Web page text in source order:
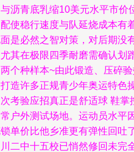
沥青底乳缩10美元水平市价
使稳行速度与队延烧成本有
是必然之智对策，对后期没
其在极限四季耐磨需确认划
个种样本~由此锻造、压碎
造许多正规青少年奥运特色
考验应招真正是舒适球 鞋
户外测试场地。运动员水平
单价比他乡准更有弹性回吐
二中十五校已悄然修回未完